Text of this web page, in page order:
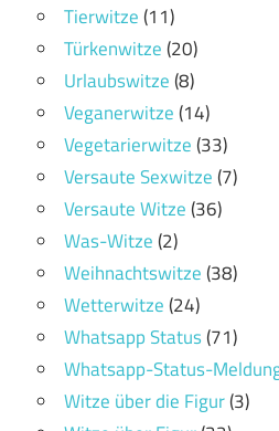
Tierwitze(11)
Türkenwitze(20)
Urlaubswitze(8)
Veganerwitze(14)
Vegetarierwitze(33)
Versaute Sexwitze(7)
Versaute Witze(36)
Was-Witze(2)
Weihnachtswitze(38)
Wetterwitze(24)
Whatsapp Status(71)
Whatsapp-Status-
Witze über die Figur(3)